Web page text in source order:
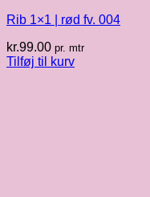
Rib 1×1 | rød fv. 004
kr.99.00 pr. mtr
Tilføj til kurv